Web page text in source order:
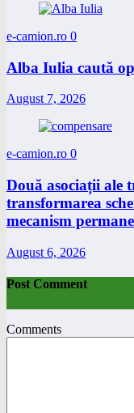
e-camion.ro 0
Alba Iulia caută
August 7, 2026
e-camion.ro 0
Două asociații ale
transformarea
mecanism
August 6, 2026
Post Comment
Comments